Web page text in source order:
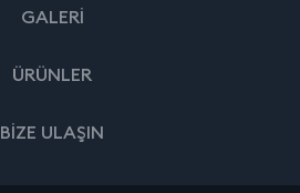
GALERİ
ÜRÜNLER
BİZE ULAŞIN